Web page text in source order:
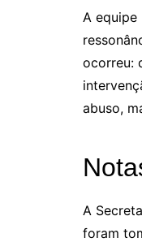
A
ocorreu:
abuso,
A
foram